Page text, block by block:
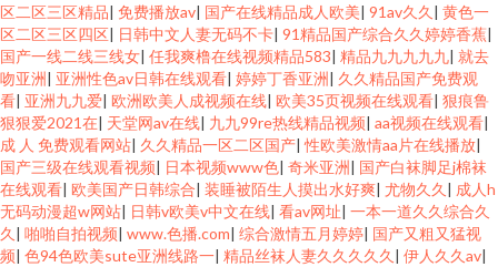
区二区三区精品| 免费播放av| 国产在线精品成人欧美| 91av久久 | 黄色一
区二区三区四区| 日韩中文人妻无码不卡| 91精品国产综合久久婷婷香蕉|
国产一线二线三线女| 任我爽橹在线视频精品583| 精品九九九九九| 就去
吻亚洲| 亚洲性色av日韩在线观看| 婷婷丁香亚洲| 久久精品国产免费观
看| 亚洲九九爱| 欧洲欧美人成视频在线| 欧美35页视频在线观看| 狠痕鲁
狠狠爱2021在| 天堂网av在线| 九九99re热线精品视频| aa视频在线观看|
成 人 免费观看网站| 久久精品一区二区国产|性欧美激情aa片在线播放|
国产三级在线观看视频| 日本视频www色| 奇米亚洲| 国产白袜脚足j棉袜
在线观看| 欧美国产日韩综合| 装睡被陌生人摸出水好爽| 尤物久久 | 成人h
无码动漫超w网站| 日韩v欧美v中文在线| 看av网址| 一本一道久久综合久
久 | 啪啪自拍视频| www.色播.com| 综合激情五月婷婷| 国产又粗又猛视
频| 色94色欧美sute亚洲线路一| 精品丝袜人妻久久久久久 | 伊人久久av|